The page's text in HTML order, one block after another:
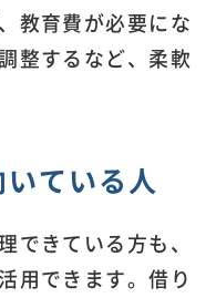
教育費が必要にな
整するなど、柔軟
ている人
できている方も、
用できます。借り